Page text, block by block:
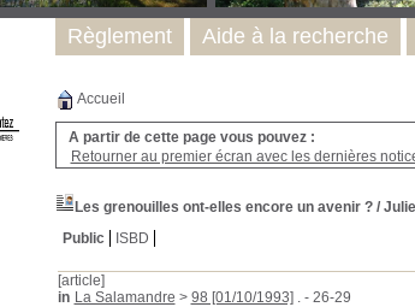
Accueil
A partir de cette page vous pouvez :
Retourner au premier écran avec les dernières
Les grenouilles ont-elles encore un avenir ?/
Public
ISBD
[article]
in La Salamandre > 98 [01/10/1993] . - 26-29
Règlement Aide à la recherche